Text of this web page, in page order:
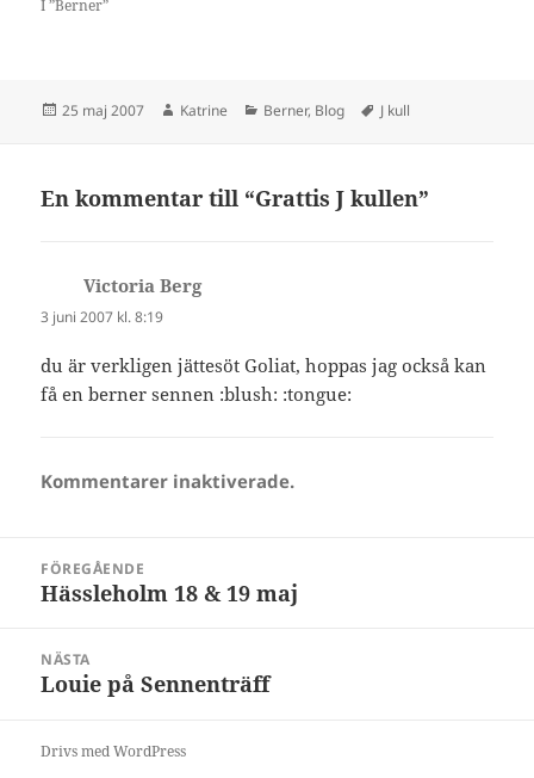
I ”Berner”
Postat
25 maj 2007 Författare
Katrine Kategorier
Berner, Blog Taggar
J kull
En kommentar till “Grattis J kullen”
Victoria Bergskriver:
3 juni 2007 kl. 8:19
du är verkligen jättesöt Goliat, hoppas jag också kan
få en berner sennen :blush: :tongue:
Kommentarer inaktiverade.
FÖREGÅENDE
Föregående
Hässleholm 18 & 19 maj
NÄSTA
Nästa
Louie på Sennenträff
Drivs med WordPress